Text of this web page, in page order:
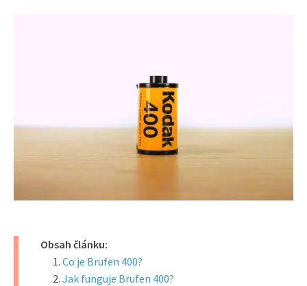
Obsah článku:
Co je Brufen 400?
Jak funguje Brufen 400?